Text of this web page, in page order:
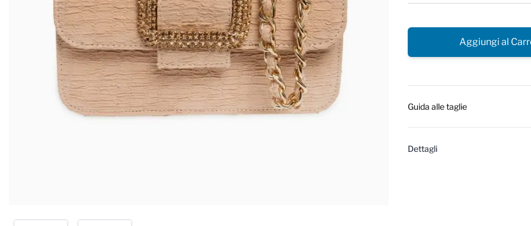
Aggiungi al
Guida alle taglie
Dettagli